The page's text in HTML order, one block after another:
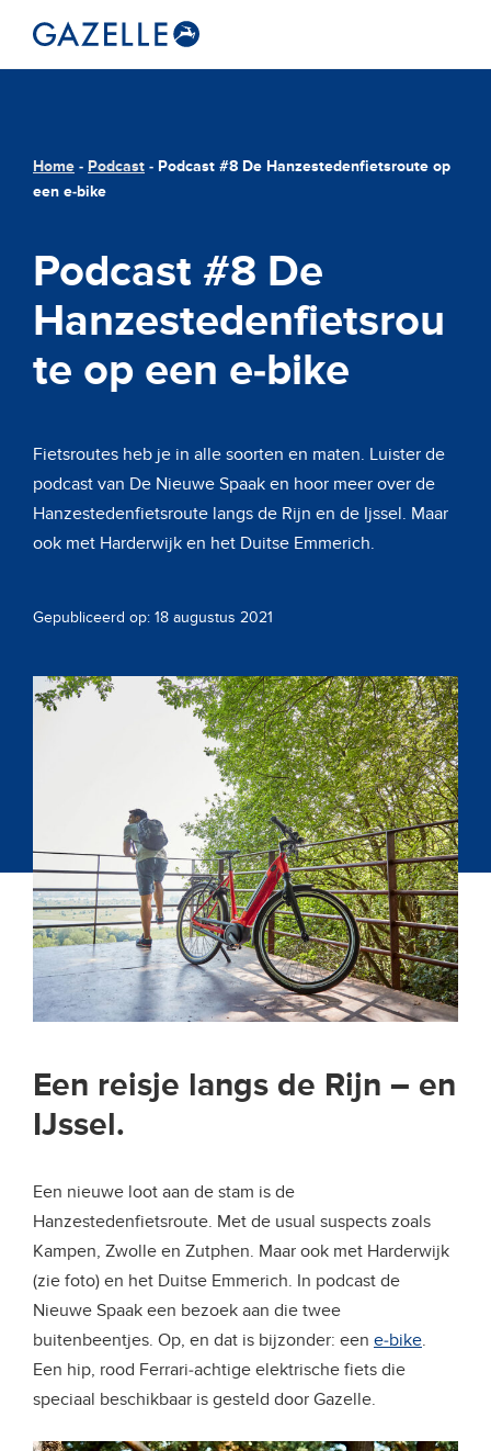
Home - Podcast - Podcast #8 De Hanzestedenfietsroute op
een e-bike
Podcast #8 De
Hanzestedenfietsrou
te op een e-bike
Fietsroutes heb je in alle soorten en maten. Luister de
podcast van De Nieuwe Spaak en hoor meer over de
Hanzestedenfietsroute langs de Rijn en de Ijssel. Maar
ook met Harderwijk en het Duitse Emmerich.
Gepubliceerd op: 18 augustus 2021
Een reisje langs de Rijn – en
IJssel.
Een nieuwe loot aan de stam is de
Hanzestedenfietsroute. Met de usual suspects zoals
Kampen, Zwolle en Zutphen. Maar ook met Harderwijk
(zie foto) en het Duitse Emmerich. In podcast de
Nieuwe Spaak een bezoek aan die twee
buitenbeentjes. Op, en dat is bijzonder: een e-bike.
Een hip, rood Ferrari-achtige elektrische fiets die
speciaal beschikbaar is gesteld door Gazelle.